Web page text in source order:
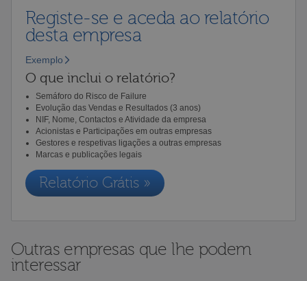
Registe-se e aceda ao relatório
desta empresa
Exemplo
O que inclui o relatório?
Semáforo do Risco de Failure
Evolução das Vendas e Resultados (3 anos)
NIF, Nome, Contactos e Atividade da empresa
Acionistas e Participações em outras empresas
Gestores e respetivas ligações a outras empresas
Marcas e publicações legais
Relatório Grátis »
Outras empresas que lhe podem
interessar